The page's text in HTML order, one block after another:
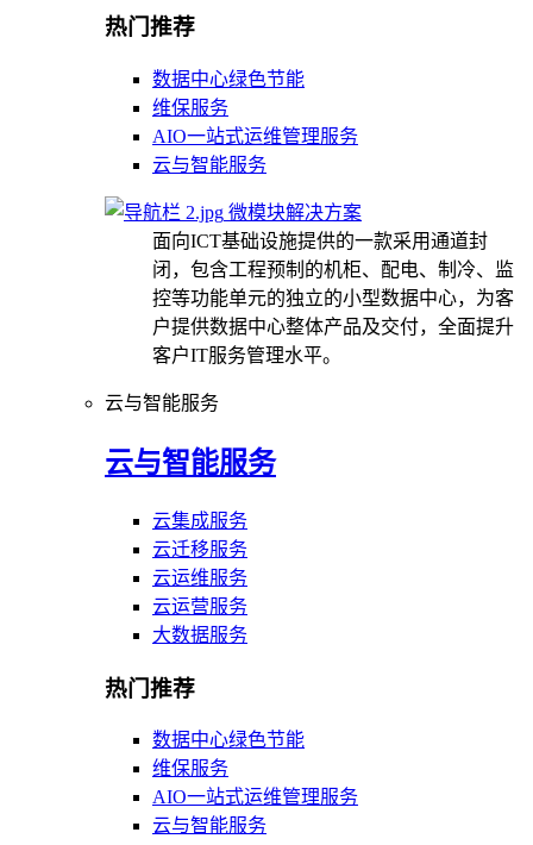
热门推荐
数据中心绿色节能
维保服务
AIO一站式运维管理服务
云与智能服务
微模块解决方案
面向ICT基础设施提供的一款采用通道封
闭，包含工程预制的机柜、配电、制冷、监
控等功能单元的独立的小型数据中心，为客
户提供数据中心整体产品及交付，全面提升
客户IT服务管理水平。
云与智能服务
云与智能服务
云集成服务
云迁移服务
云运维服务
云运营服务
大数据服务
热门推荐
数据中心绿色节能
维保服务
AIO一站式运维管理服务
云与智能服务